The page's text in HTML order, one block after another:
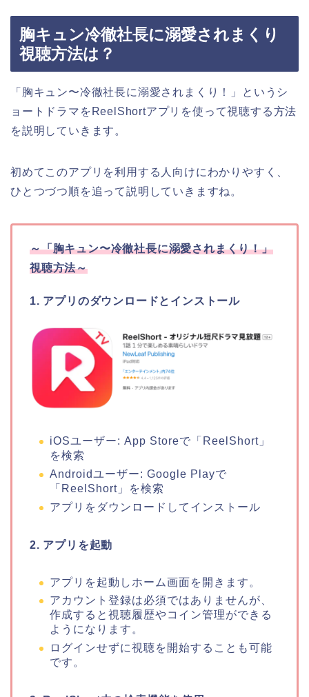
胸キュン冷徹社長に溺愛されまくり
視聴方法は？
「 胸キュン〜冷徹社長に溺愛されまくり！ 」
というシ
ョートドラマをReelShortアプリを使って視聴する方法
を説明していきます。
初めてこのアプリを利用する人向けにわかりやすく、
ひとつづつ順を追って説明していきますね。
～「胸キュン〜冷徹社長に溺愛されまくり！」
視聴方法～
1. アプリのダウンロードとインストール
iOSユーザー: App Storeで「ReelShort」
を検索
Androidユーザー: Google Playで
「ReelShort」を検索
アプリをダウンロードしてインストール
2. アプリを起動
アプリを起動しホーム画面を開きます。
アカウント登録は必須ではありませんが、
作成すると視聴履歴やコイン管理ができる
ようになります。
ログインせずに視聴を開始することも可能
です。